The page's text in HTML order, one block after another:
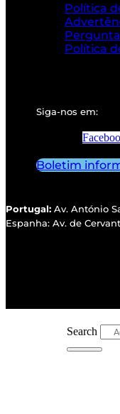
Política
Política
Siga-nos em:
Boletim
Portugal: Av. António
Espanha: Av. de
Search